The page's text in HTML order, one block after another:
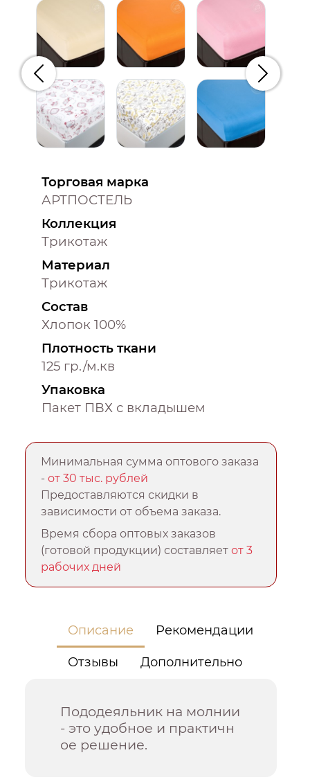
Предыдущий
Торговая марка
АРТПОСТЕЛЬ
Коллекция
Трикотаж
Материал
Трикотаж
Состав
Хлопок 100%
Плотность ткани
125 гр./м.кв
Упаковка
Пакет ПВХ с вкладышем
Минимальная сумма оптового заказа
-от 30 тыс. рублей
Предоставляются скидки в
зависимости от объема заказа.
Время сбора оптовых заказов
(готовой продукции) составляетот 3
рабочих дней
Описание Рекомендации
Отзывы Дополнительно
Пододеяльник на молнии
- это удобное и практичн
ое решение.